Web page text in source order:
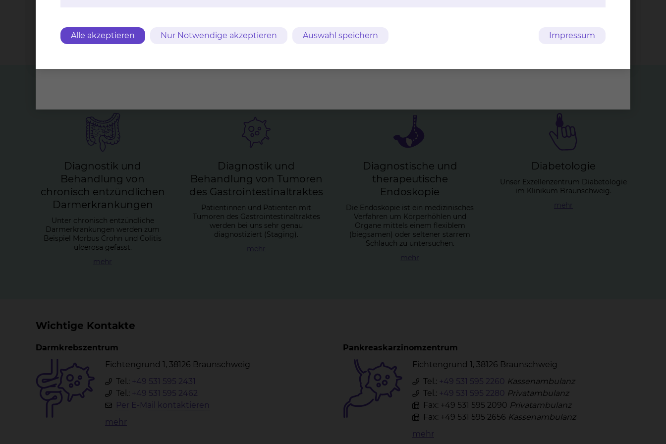
Dia­gnos­tik und
Be­hand­lung von
chro­nisch ent­zünd­li­chen
Darm­er­kran­kun­gen
Unter chronisch entzündliche
Darmerkrankungen werden zum
Beispiel Morbus Crohn und Colitis
ulcerosa gefasst.
mehr
Dia­gnos­tik und
Be­hand­lung von Tu­mo­ren
des Gas­tro­in­tes­ti­nal­trak­tes
Patientinnen und Patienten mit
Tumoren des Gastrointestinaltraktes
werden bei uns sehr genau
diagnostiziert (Staging).
mehr
Dia­gnos­ti­sche und
the­ra­peu­ti­sche
En­do­sko­pie
Die Endoskopie ist ein medizinisches
Verfahren um Körperhöhlen und
Organe mittels einem flexiblem
(biegsamen) oder seltener starrem
Schlauch zu untersuchen.
mehr
Dia­be­to­lo­gie
Unser Exzellenzentrum Diabetologie
im Klinikum Braunschweig.
mehr
Wichtige Kontakte
Darmkrebszentrum
Fichtengrund 1, 38126 Braunschweig
Tel.: +49 531 595 2431
Tel.: +49 531 595 2462
Per E-Mail kontaktieren
mehr
Pankreaskarzinomzentrum
Fichtengrund 1, 38126 Braunschweig
Tel.: +49 531 595 2260 Kassenambulanz
Tel.: +49 531 595 2280 Privatambulanz
Fax: +49 531 595 2090 Privatambulanz
Fax: +49 531 595 2656 Kassenambulanz
mehr
Alle akzeptieren Nur Notwendige akzeptieren Auswahl speichern Impressum